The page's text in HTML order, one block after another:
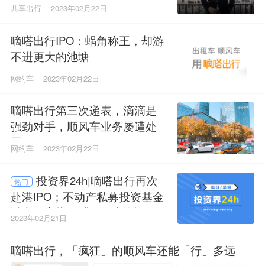
共享出行 2023年02月22日
嘀嗒出行IPO：蜗角称王，却游
不进更大的池塘
网约车 2023年02月22日
嘀嗒出行第三次递表，滴滴是
强劲对手，顺风车业务屡遭处
罚
网约车 2023年02月22日
热门
投资界24h|嘀嗒出行再次
赴港IPO；不动产私募投资基金
试点备案指引试行；广汽资本
基金
2023年02月21日
嘀嗒出行，「疯狂」的顺风车还能「行」多远